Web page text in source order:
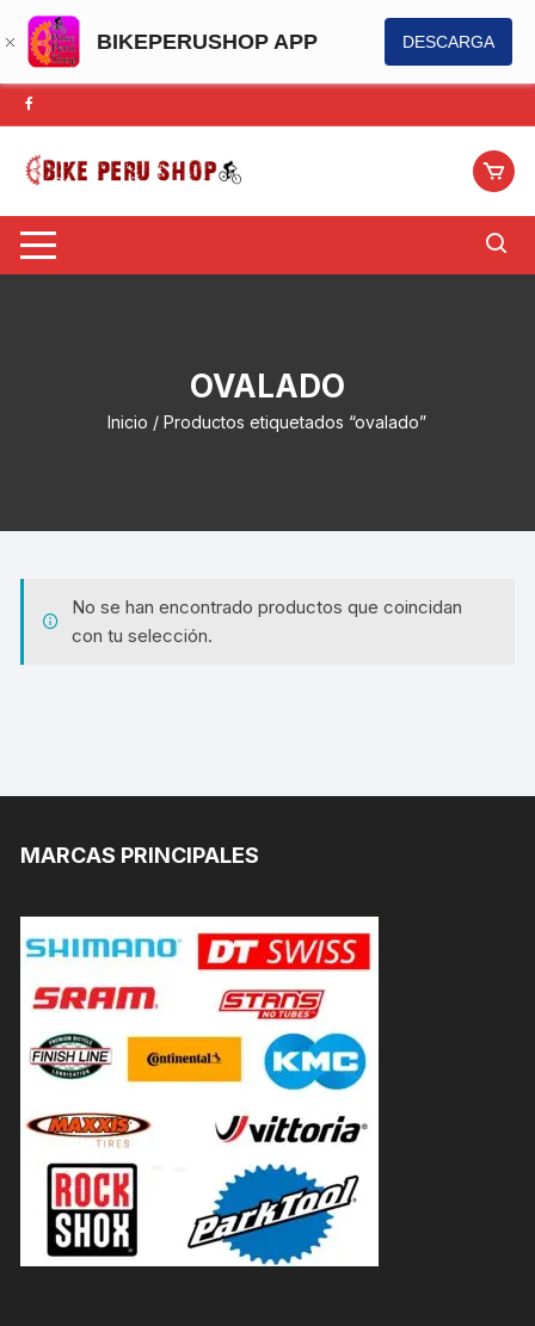
BIKEPERUSHOP APP DESCARGA
Saltar
al
contenido
OVALADO
Inicio / Productos etiquetados “ovalado”
No se han encontrado productos que coincidan
con tu selección.
MARCAS PRINCIPALES